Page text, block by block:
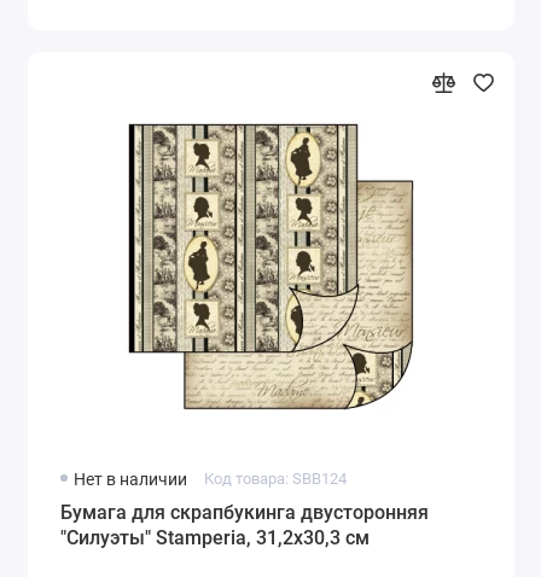
Нет в наличии Код товара: SBB124
Бумага для скрапбукинга двусторонняя
"Силуэты" Stamperia, 31,2х30,3 см